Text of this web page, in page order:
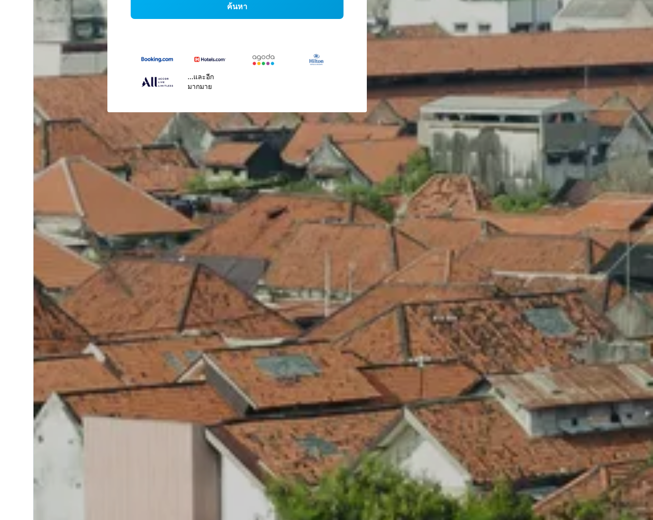
ค้นหา
...และอีก
มากมาย